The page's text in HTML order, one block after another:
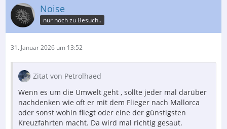
Noise
nur noch zu Besuch..
31. Januar 2026 um 13:52
Zitat von Petrolhaed
Wenn es um die Umwelt geht , sollte jeder mal darüber
nachdenken wie oft er mit dem Flieger nach Mallorca
oder sonst wohin fliegt oder eine der günstigsten
Kreuzfahrten macht. Da wird mal richtig gesaut.